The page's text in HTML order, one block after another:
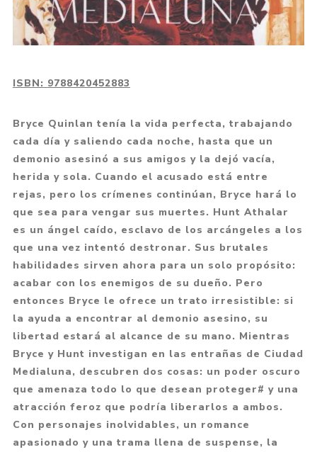
ISBN: 9788420452883
Bryce Quinlan tenía la vida perfecta, trabajando
cada día y saliendo cada noche, hasta que un
demonio asesinó a sus amigos y la dejó vacía,
herida y sola. Cuando el acusado está entre
rejas, pero los crímenes continúan, Bryce hará lo
que sea para vengar sus muertes. Hunt Athalar
es un ángel caído, esclavo de los arcángeles a los
que una vez intentó destronar. Sus brutales
habilidades sirven ahora para un solo propósito:
acabar con los enemigos de su dueño. Pero
entonces Bryce le ofrece un trato irresistible: si
la ayuda a encontrar al demonio asesino, su
libertad estará al alcance de su mano. Mientras
Bryce y Hunt investigan en las entrañas de Ciudad
Medialuna, descubren dos cosas: un poder oscuro
que amenaza todo lo que desean proteger# y una
atracción feroz que podría liberarlos a ambos.
Con personajes inolvidables, un romance
apasionado y una trama llena de suspense, la